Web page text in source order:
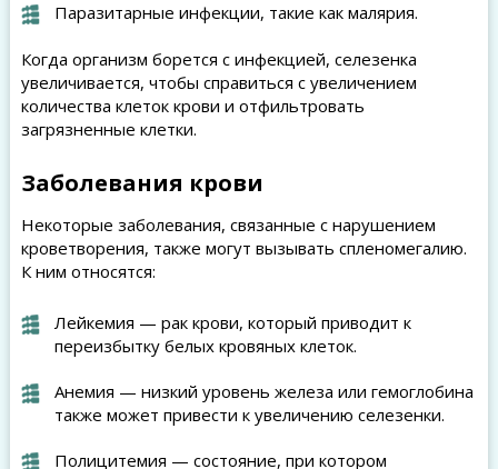
Паразитарные инфекции, такие как малярия.
Когда организм борется с инфекцией, селезенка
увеличивается, чтобы справиться с увеличением
количества клеток крови и отфильтровать
загрязненные клетки.
Заболевания крови
Некоторые заболевания, связанные с нарушением
кроветворения, также могут вызывать спленомегалию.
К ним относятся:
Лейкемия — рак крови, который приводит к
переизбытку белых кровяных клеток.
Анемия — низкий уровень железа или гемоглобина
также может привести к увеличению селезенки.
Полицитемия — состояние, при котором